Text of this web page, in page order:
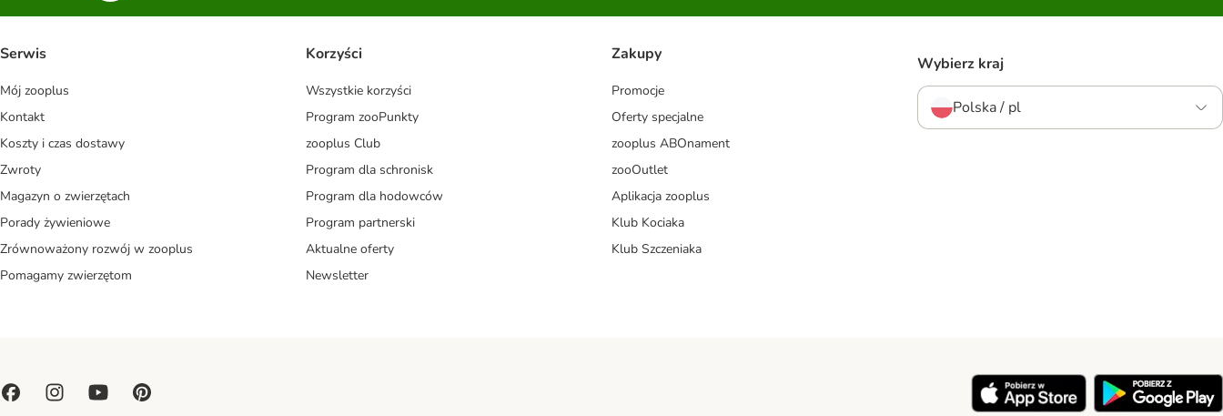
Serwis
Mój zooplus
Kontakt
Koszty i czas dostawy
Zwroty
Magazyn o zwierzętach
Porady żywieniowe
Zrównoważony rozwój w zooplus
Pomagamy zwierzętom
Korzyści
Wszystkie korzyści
Program zooPunkty
zooplus Club
Program dla schronisk
Program dla hodowców
Program partnerski
Aktualne oferty
Newsletter
Zakupy
Promocje
Oferty specjalne
zooplus ABOnament
zooOutlet
Aplikacja zooplus
Klub Kociaka
Klub Szczeniaka
Wybierz kraj
Polska / pl